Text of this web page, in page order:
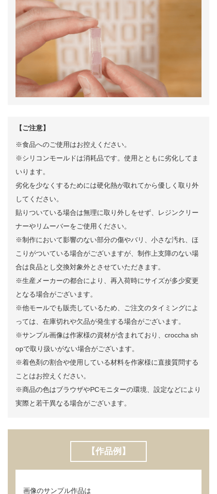
【ご注意】
※食品へのご使用はお控えください。
※シリコンモールドは消耗品です。使用とともに劣化してま
いります。
劣化を少なくするためには硬化熱が取れてから優しく取り外
してください。
貼りついている場合は無理に取り外しをせず、レジンクリー
ナーやリムーバーをご使用ください。
※制作において影響のない部分の傷やバリ、小さな汚れ、ほ
こりがついている場合がございますが、制作上支障のない場
合は良品とし交換対象外とさせていただきます。
※生産メーカーの都合により、再入荷時にサイズが多少変更
となる場合がございます。
※他モールでも販売しているため、ご注文のタイミングによ
っては、在庫切れや欠品が発生する場合がございます。
※サンプル画像は作家様の資材が含まれており、croccha sh
opで取り扱いがない場合がございます。
※着色剤の割合や使用している材料を作家様に直接質問する
ことはお控えください。
※商品の色はブラウザやPCモニターの環境、設定などにより
実際と若干異なる場合がございます。
【作品例】
画像のサンプル作品は